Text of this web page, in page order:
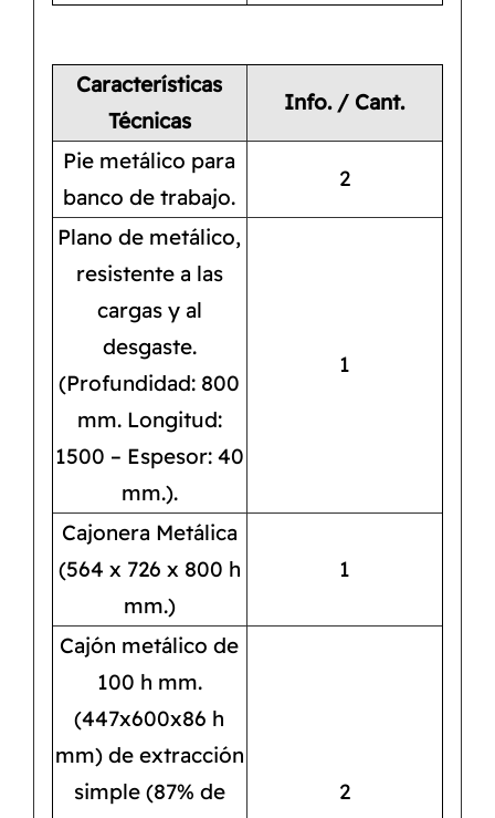
Características
Técnicas
Info. / Cant.
Pie metálico para
banco de trabajo.
2
Plano de metálico,
resistente a las
cargas y al
desgaste.
(Profundidad: 800
mm. Longitud:
1500 – Espesor: 40
mm.).
1
Cajonera Metálica
(564 x 726 x 800 h
mm.)
1
Cajón metálico de
100 h mm.
(447x600x86 h
mm) de extracción
simple (87% de
2